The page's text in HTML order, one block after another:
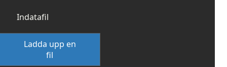
Indatafil
Ladda upp en
fil